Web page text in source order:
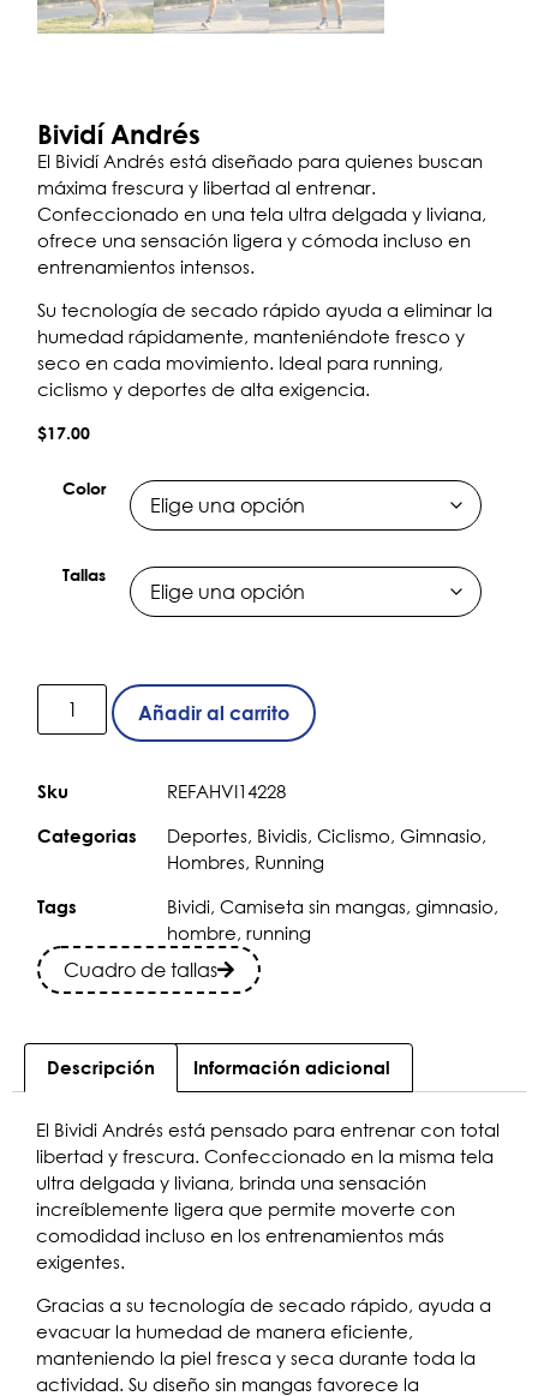
Bividí Andrés
El Bividí Andrés está diseñado para quienes buscan
máxima frescura y libertad al entrenar.
Confeccionado en una tela ultra delgada y liviana,
ofrece una sensación ligera y cómoda incluso en
entrenamientos intensos.
Su tecnología de secado rápido ayuda a eliminar la
humedad rápidamente, manteniéndote fresco y
seco en cada movimiento. Ideal para running,
ciclismo y deportes de alta exigencia.
$17.00
Color
Tallas
Añadir al carrito
Sku REFAHVI14228
Categorias Deportes, Bividis,Ciclismo,Gimnasio,
Hombres, Running
Tags Bividi,Camiseta sin mangas,gimnasio,
hombre,running
Cuadro de tallas
Descripción Información adicional
El Bividi Andrés está pensado para entrenar con total
libertad y frescura. Confeccionado en la misma tela
ultra delgada y liviana, brinda una sensación
increíblemente ligera que permite moverte con
comodidad incluso en los entrenamientos más
exigentes.
Gracias a su tecnología de secado rápido, ayuda a
evacuar la humedad de manera eficiente,
manteniendo la piel fresca y seca durante toda la
actividad. Su diseño sin mangas favorece la